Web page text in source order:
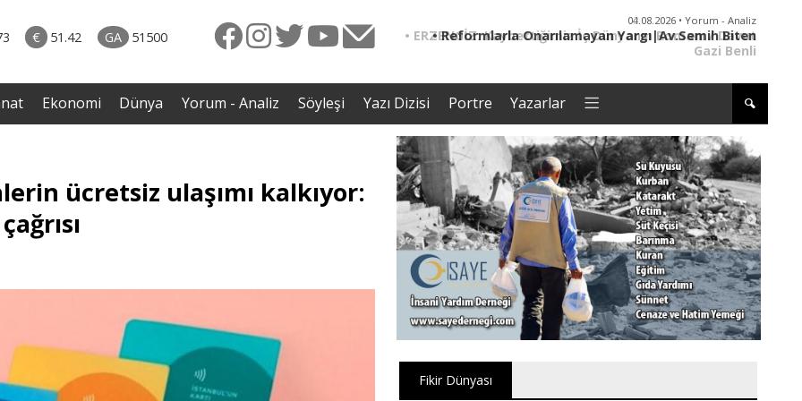
€ 51.42 GA 51500
04.08.2026 • Yorum - Analiz
• Reformlarla Onarılamayan Yargı|Av.Semih Biten
02.08.2026 • Yorum - Analiz
• ERZENGİZ: Kaybettiğimiz İç Dünyanın Romanı / Davut
Gazi Benli
Ekonomi Dünya Yorum - Analiz Söyleşi Yazı Dizisi Portre Yazarlar
ücretsiz ulaşımı kalkıyor:
Fikir Dünyası